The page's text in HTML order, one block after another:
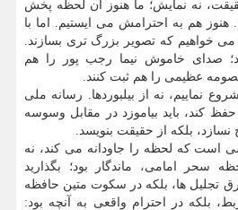
نه نمایش؛ ما هنوز آن لحظه پخش
هنوز هم به احترامش می ایستیم. اما با
خواهیم که تصویر بزرگ تری بسازند.
صدای خاموش نیما رجب پور را هم
عظیمی را هم ثبت کنند.
نماییم، نه از بیلبوردها. رسانه ملی
کند، باید بیاموزد در مقابل وسوسه
بلکه از حقیقت بنویسد.
است که لحظه را جاودانه می کند، نه
سحر امامی، ماندگار بود؛ بگذارید
تجلیل ها، بلکه در سکوت متین حافظه
بلکه در احترام واقعی به آنچه بود: